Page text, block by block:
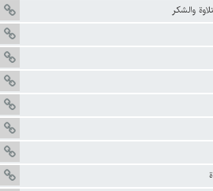
والشكر